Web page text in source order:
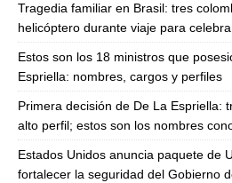
Tragedia familiar en Brasil: tres
helicóptero durante viaje para
Estos son los 18 ministros que
Espriella: nombres, cargos y perfiles
Primera decisión de De La Espriella:
alto perfil; estos son los nombres
Estados Unidos anuncia paquete de
fortalecer la seguridad del Gobierno